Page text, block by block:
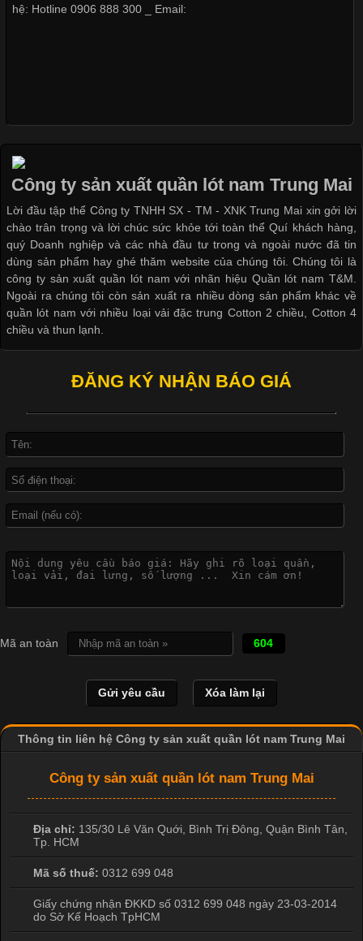
Các Form Áo Thun Phổ Biến Hiện Nay Và Xu Hướng Trong
Ngành May Mặc Áo thun là một trong những trang phục quen
thuộc và được sử dụng phổ biến nhất hiện nay. Không chỉ đa
dạng về màu sắc hay chất liệu, áo thun còn có nhiều form dáng
khác nhau để phù hợp với từng phong cách thời trang và nhu
cầu
Khám Phá Áo Phông Trang Phục Phổ Biến Nhất Hiện Nay
Áo phông là một trong những trang phục phổ biến nhất trong
được ứng dụng rộng rãi trong ngành sản xuất may mặc, đặc
Đại
Cập nhật 2026-04-21 15:41:03
In Chuyển Nhiệt Là Gì? Công Nghệ In Hiện Đại Trong Ngành
May Mặc Trong ngành in ấn và thời trang, in chuyển nhiệt đang
hình ảnh sắc nét và bền màu. Đặc biệt, kỹ thuật này được ứng
dụng rộng rãi trong sản xuất áo thun, đồ thể thao
hệ: Hotline 0906 888 300 _ Email:
Công ty sản xuất quần lót nam Trung Mai
Lời đầu tập thể Công ty TNHH SX - TM - XNK Trung Mai xin gởi lời
chào trân trọng và lời chúc sức khỏe tới toàn thể Quí khách hàng,
quý Doanh nghiệp và các nhà đầu tư trong và ngoài nước đã tin
dùng sản phẩm hay ghé thăm website của chúng tôi. Chúng tôi là
công ty sản xuất quần lót nam với nhãn hiệu Quần lót nam T&M.
Ngoài ra chúng tôi còn sản xuất ra nhiều dòng sản phẩm khác về
quần lót nam với nhiều loại vải đặc trung Cotton 2 chiều, Cotton 4
chiều và thun lạnh.
ĐĂNG KÝ NHẬN BÁO GIÁ
Mã an toàn 604
Thông tin liên hệ Công ty sản xuất quần lót nam Trung Mai
Công ty sản xuất quần lót nam Trung Mai
Địa chỉ: 135/30 Lê Văn Quới, Bình Trị Đông Quận Bình Tân
Tp. HCM
Mã số thuế: 0312 699 048
Giấy chứng nhận ĐKKD số 0312 699 048 ngày 23-03-2014
do Sở Kế Hoạch TpHCM